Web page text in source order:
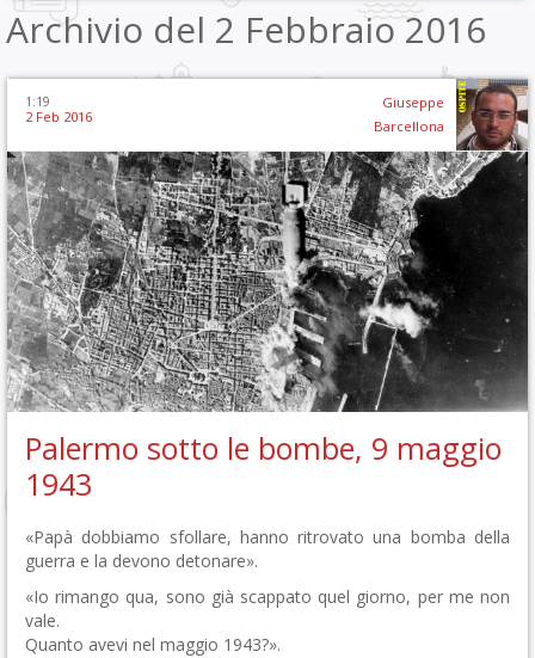
Archivio del 2 Febbraio 2016
1:19
2 Feb 2016
Giuseppe
Barcellona
Palermo sotto le bombe, 9 maggio
1943
«Papà dobbiamo sfollare, hanno ritrovato una bomba della
guerra e la devono detonare».
«Io rimango qua, sono già scappato quel giorno, per me non
vale.
Quanto avevi nel maggio 1943?».